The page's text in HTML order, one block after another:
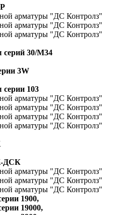
30/M34
3W
103
ДСК
1900,
19000,